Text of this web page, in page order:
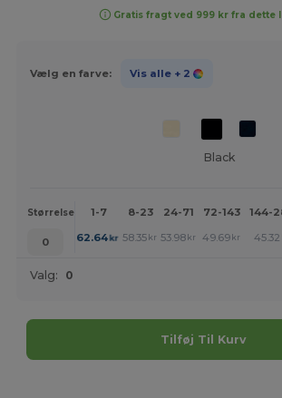
Gratis fragt ved 999 kr fra dette
Vælg en farve: Vis alle + 2
Black
Størrelse 1-7 8-23 24-71 72-143 144-
0 62.64kr 58.35 kr 53.98 kr 49.69 kr 45.32
Valg: 0
Tilføj Til Kurv